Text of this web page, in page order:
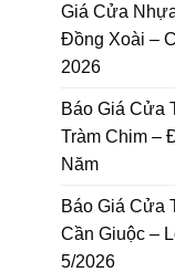
Giá Cửa
Đồng Xoài –
2026
Báo Giá Cửa
Tràm Chim –
Năm
Báo Giá Cửa
Cần Giuộc –
5/2026